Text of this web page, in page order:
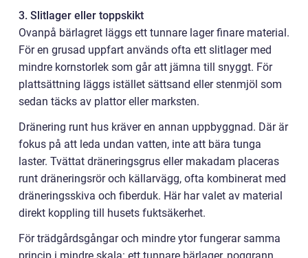
3. Slitlager eller toppskikt
Ovanpå bärlagret läggs ett tunnare lager finare material.
För en grusad uppfart används ofta ett slitlager med
mindre kornstorlek som går att jämna till snyggt. För
plattsättning läggs istället sättsand eller stenmjöl som
sedan täcks av plattor eller marksten.
Dränering runt hus kräver en annan uppbyggnad. Där är
fokus på att leda undan vatten, inte att bära tunga
laster. Tvättat dräneringsgrus eller makadam placeras
runt dräneringsrör och källarvägg, ofta kombinerat med
dräneringsskiva och fiberduk. Här har valet av material
direkt koppling till husets fuktsäkerhet.
För trädgårdsgångar och mindre ytor fungerar samma